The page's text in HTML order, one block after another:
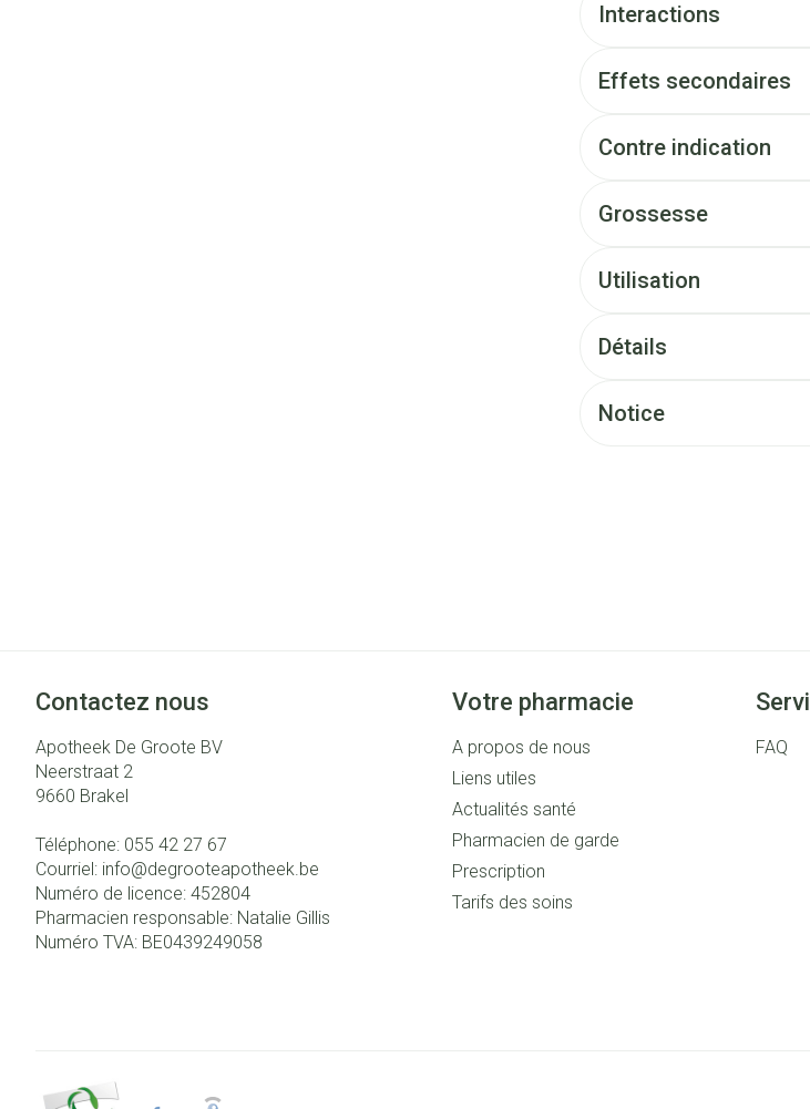
Interactions
Effets secondaires
Contre indication
Grossesse
Utilisation
Détails
Notice
Contactez nous
Apotheek De Groote BV
Neerstraat 2
9660 Brakel
Téléphone: 055 42 27 67
Courriel: info@degrooteapotheek.be
Numéro de licence: 452804
Pharmacien responsable: Natalie Gillis
Numéro TVA: BE0439249058
Votre pharmacie
A propos de nous
Liens utiles
Actualités santé
Pharmacien de garde
Prescription
Tarifs des soins
FAQ